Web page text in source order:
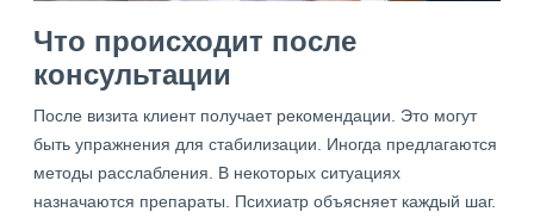
Что происходит после
консультации
После визита клиент получает рекомендации. Это могут
быть упражнения для стабилизации. Иногда предлагаются
методы расслабления. В некоторых ситуациях
назначаются препараты. Психиатр объясняет каждый шаг.